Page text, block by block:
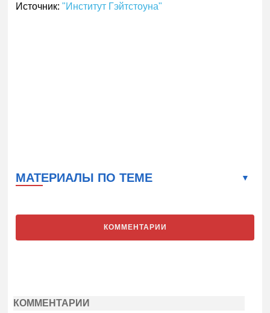
Источник:"Институт Гэйтстоуна"
МАТЕРИАЛЫ ПО ТЕМЕ
КОММЕНТАРИИ
КОММЕНТАРИИ